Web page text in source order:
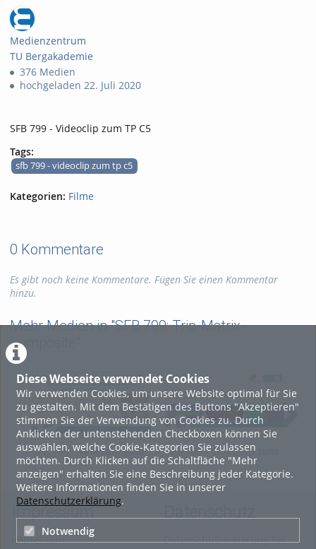
Diese Webseite verwendet Cookies
Wir verwenden Cookies, um unsere Website optimal für Sie
zu gestalten. Mit dem Bestätigen des Buttons "Akzeptieren"
stimmen Sie der Verwendung von Cookies zu. Durch
Anklicken der untenstehenden Checkboxen können Sie
auswählen, welche Cookie-Kategorien Sie zulassen
möchten. Durch Klicken auf die Schaltfläche "Mehr
anzeigen" erhalten Sie eine Beschreibung jeder Kategorie.
Weitere Informationen finden Sie in unserer
Datenschutzerklärung.
Notwendig
Medienzentrum
TU Bergakademie
376 Medien
hochgeladen 22. Juli 2020
SFB 799 - Videoclip zum TP C5
Tags:
sfb 799 - videoclip zum tp c5
Kategorien: Filme
0 Kommentare
Es gibt noch keine Kommentare. Fügen Sie einen Kommentar
hinzu.
Mehr Medien in "SFB 799: Trip-Matrix-
Composite"
SFB 799 - Videoclip zum
TP B3
SFB 799 - Videoclip zum
TP C1
Impressum
Impressum
Datenschutzerklärung für